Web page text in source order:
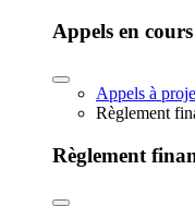
Appels en
Appels à
Règlement
Règlement